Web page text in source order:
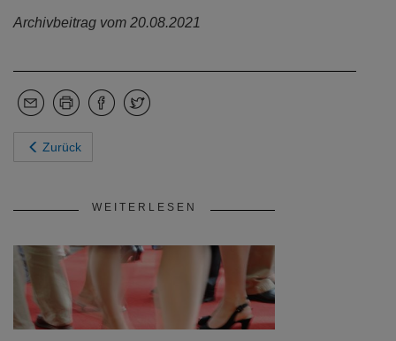
Archivbeitrag vom 20.08.2021
Zurück
WEITERLESEN